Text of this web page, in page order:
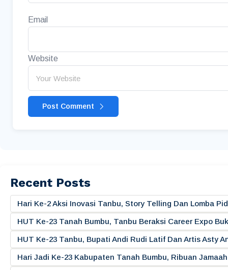
Email
Website
Post Comment
Recent Posts
Hari Ke-2 Aksi Inovasi Tanbu, Story Telling Dan Lomba
HUT Ke-23 Tanah Bumbu, Tanbu Beraksi Career Expo
HUT Ke-23 Tanbu, Bupati Andi Rudi Latif Dan Artis Asty
Hari Jadi Ke-23 Kabupaten Tanah Bumbu, Ribuan